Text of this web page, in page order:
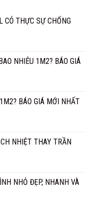
CÓ THỰC SỰ CHỐNG
NHIÊU 1M2? BÁO GIÁ
BÁO GIÁ MỚI NHẤT
NHIỆT THAY TRẦN
NHỎ ĐẸP, NHANH VÀ